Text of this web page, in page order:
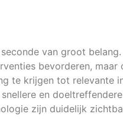
van groot
bevorderen, maar
te krijgen tot relevante
en
zijn duidelijk